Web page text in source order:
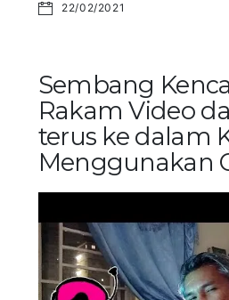
22/02/2021
Sembang
Rakam Video
terus ke dalam
Menggunakan